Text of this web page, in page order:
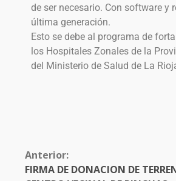
de ser necesario. Con software y
última generación.
Esto se debe al programa de
los Hospitales Zonales de la
del Ministerio de Salud de La
Anterior:
FIRMA DE DONACION DE